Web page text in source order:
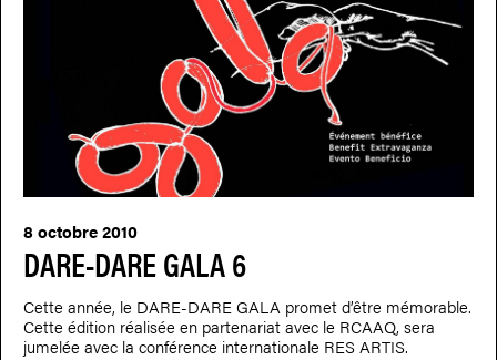
DARE-DARE GALA 6
8 octobre 2010
Cette année, le DARE-DARE GALA promet d’être mémorable.
Cette édition réalisée en partenariat avec le RCAAQ, sera
jumelée avec la conférence internationale RES ARTIS.